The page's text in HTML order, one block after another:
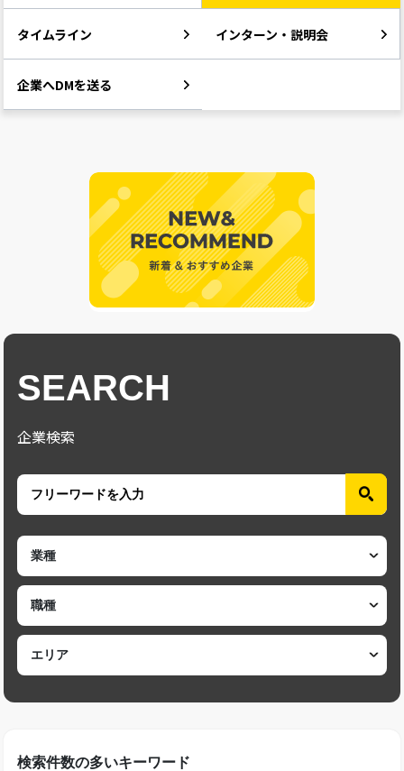
タイムライン インターン・説明会
企業へDMを送る
SEARCH
企業検索
検索件数の多いキーワード